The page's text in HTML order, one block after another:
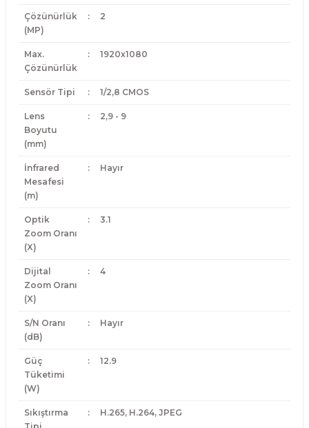
Çözünürlük
(MP)
: 2
Max.
Çözünürlük
: 1920x1080
Sensör Tipi : 1/2,8 CMOS
Lens
Boyutu
(mm)
: 2,9 - 9
İnfrared
Mesafesi
(m)
: Hayır
Optik
Zoom Oranı
(X)
: 3.1
Dijital
Zoom Oranı
(X)
: 4
S/N Oranı
(dB)
: Hayır
Güç
Tüketimi
(W)
: 12.9
Sıkıştırma
: H.265, H.264, JPEG